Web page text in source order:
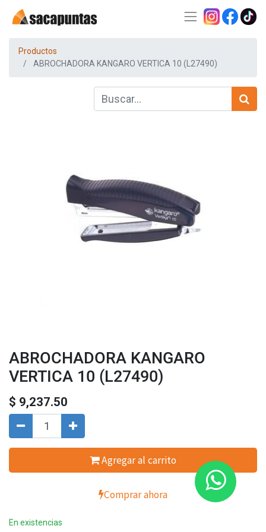
Productos
ABROCHADORA KANGARO VERTICA 10 (L27490)
ABROCHADORA KANGARO
VERTICA 10 (L27490)
$ 9,237.50
Agregar al carrito
Comprar ahora
En existencias